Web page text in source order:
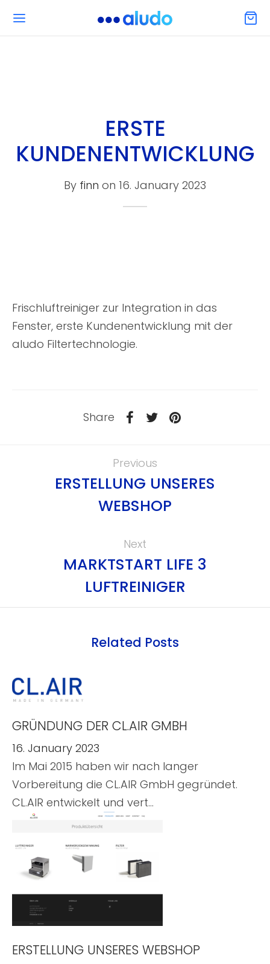
ERSTE
KUNDENENTWICKLUNG
By finn on 16. January 2023
Frischluftreiniger zur Integration in das
Fenster, erste Kundenentwicklung mit der
aludo Filtertechnologie.
Share
Previous
ERSTELLUNG UNSERES
WEBSHOP
Next
MARKTSTART LIFE 3
LUFTREINIGER
Related Posts
GRÜNDUNG DER CL.AIR GMBH
16. January 2023
Im Mai 2015 haben wir nach langer
Vorbereitung die CL.AIR GmbH gegründet.
CL.AIR entwickelt und vert…
ERSTELLUNG UNSERES WEBSHOP